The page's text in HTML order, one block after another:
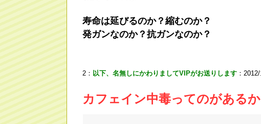
寿命は延びるのか？縮むのか？
発ガンなのか？抗ガンなのか？
2： 以下、名無しにかわりましてVIPがお送りします ：
カフェイン中毒ってのがある